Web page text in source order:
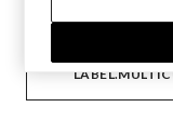
AZIENDA